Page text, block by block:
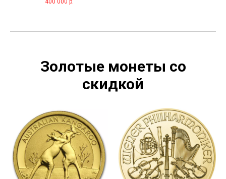
Золотые монеты со
скидкой